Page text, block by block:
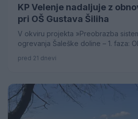
KP Velenje nadaljuje z
pri OŠ Gustava Šiliha
V okviru projekta »Preobrazba
ogrevanja Šaleške doline – 1. faza:
Komunalno podjetje Velenje v
čez reko Pako ob OŠ Gustava Šiliha.
pred 21 dnevi